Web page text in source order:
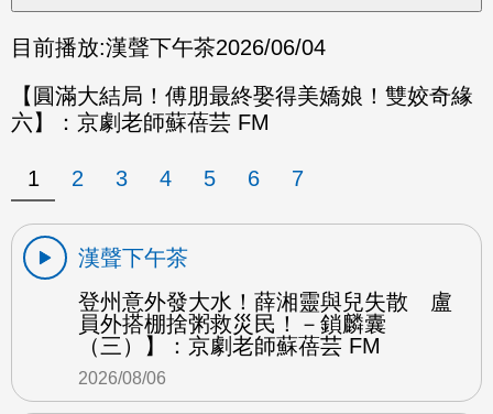
目前播放:漢聲下午茶2026/06/04
【圓滿大結局！傅朋最終娶得美嬌娘！雙姣奇緣
六】：京劇老師蘇蓓芸 FM
1 2 3 4 5 6 7
漢聲下午茶
登州意外發大水！薛湘靈與兒失散 盧
員外搭棚捨粥救災民！－鎖麟囊
（三）】：京劇老師蘇蓓芸 FM
2026/08/06